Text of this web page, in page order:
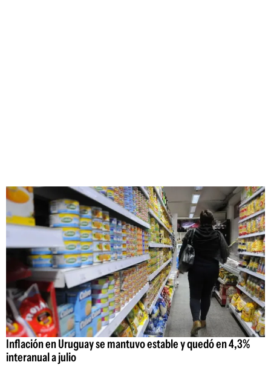
Inflación en Uruguay se mantuvo estable y quedó en 4,3%
interanual a julio